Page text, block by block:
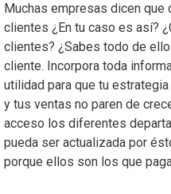
Muchas empresas dicen
clientes ¿En tu caso es así?
clientes? ¿Sabes todo de
cliente. Incorpora toda
utilidad para que tu
y tus ventas no paren de
acceso los diferentes
pueda ser actualizada por
porque ellos son los que